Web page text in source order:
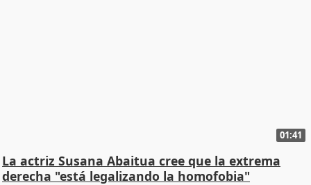
01:41
La actriz Susana Abaitua cree que la extrema
derecha "está legalizando la homofobia"